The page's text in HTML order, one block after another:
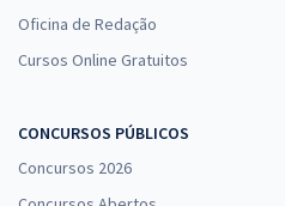
Oficina de Redação
Cursos Online Gratuitos
CONCURSOS PÚBLICOS
Concursos 2026